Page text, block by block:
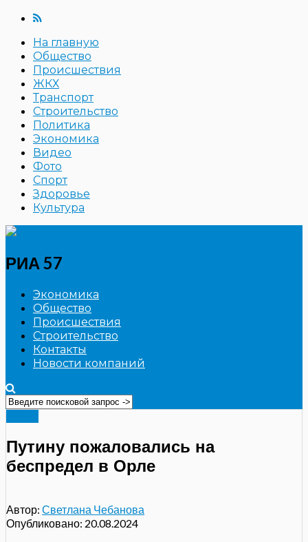
На главную
Общество
Происшествия
ЖКХ
Транспорт
Строительство
Политика
Экономика
Видео
Фото
Спорт
Здоровье
Культура
РИА 57
Экономика
Общество
Происшествия
Строительство
Контакты
Новости компаний
Путину пожаловались на
беспредел в Орле
Автор: Светлана Чебанова
Опубликовано: 20.08.2024